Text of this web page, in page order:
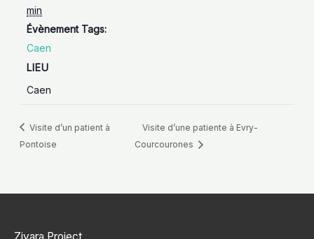
min
Évènement Tags:
Caen
LIEU
Caen
Visite d’un patient à
Pontoise
Visite d’une patiente à Evry-
Courcourones